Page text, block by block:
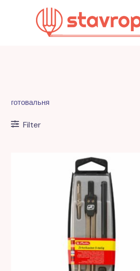
содержимому
готовальня
Filter